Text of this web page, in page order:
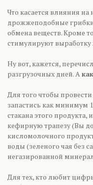
Что касается влияния
дрожжеподобные
обмена веществ. Кроме
стимулируют выработку
Ну вот, кажется,
разгрузочных дней. А
Для того чтобы
запастись как минимум
стакана этого продукта,
кефирную трапезу (Вы
кисломолочного
воды (зеленого чая без
негазированной
Для тех, кто любит